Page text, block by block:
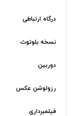
درگاه ارتباطی
نسخه بلوتوث
دوربین
رزولوشن عکس
فیلمبرداری